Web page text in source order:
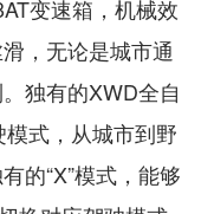
变速箱，机械效
，无论是城市通
独有的XWD全自
模式，从城市到野
的“X”模式，能够